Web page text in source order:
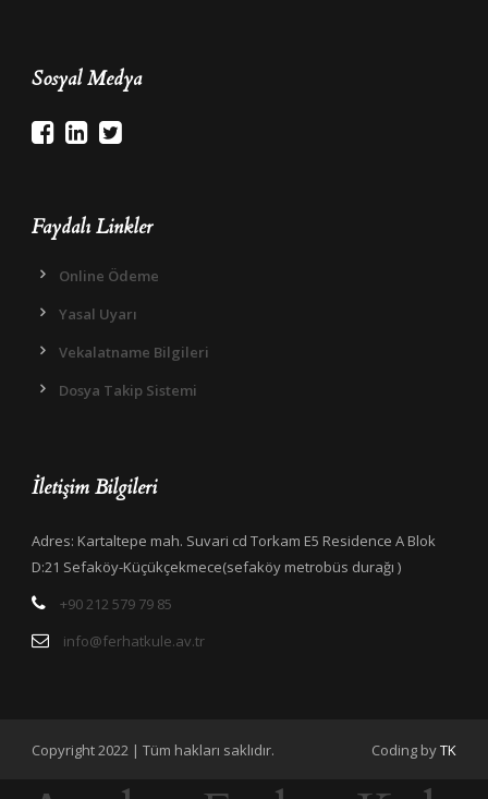
Sosyal Medya
Faydalı Linkler
Online Ödeme
Yasal Uyarı
Vekalatname Bilgileri
Dosya Takip Sistemi
İletişim Bilgileri
Adres: Kartaltepe mah. Suvari cd Torkam E5 Residence A Blok
D:21 Sefaköy-Küçükçekmece(sefaköy metrobüs durağı )
+90 212 579 79 85
info@ferhatkule.av.tr
Copyright 2022 | Tüm hakları saklıdır. Coding byTK